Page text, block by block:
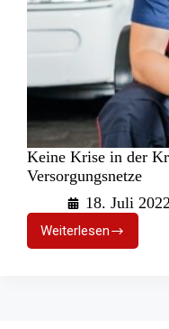
Keine Krise in der
Versorgungsnetze
18. Juli 2022
Weiterlesen
Keine
Krise